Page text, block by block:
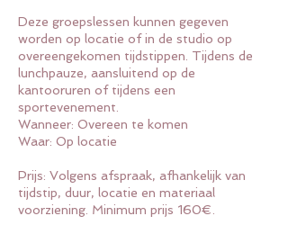
Deze groepslessen kunnen gegeven
worden op locatie of in de studio op
overeengekomen tijdstippen. Tijdens de
lunchpauze, aansluitend op de
kantooruren of tijdens een
sportevenement.
Wanneer: Overeen te komen
Waar: Op locatie
Prijs: Volgens afspraak, afhankelijk van
tijdstip, duur, locatie en materiaal
voorziening. Minimum prijs 160€.